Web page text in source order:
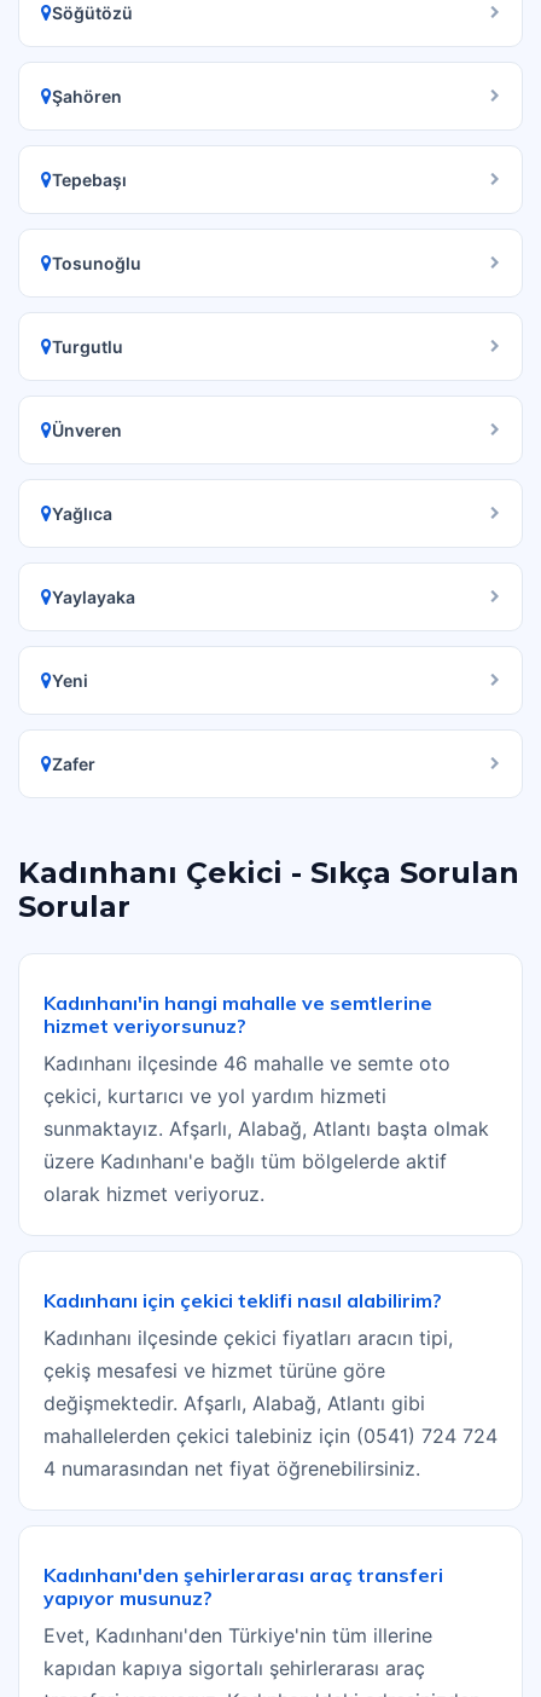
Söğütözü
Şahören
Tepebaşı
Tosunoğlu
Turgutlu
Ünveren
Yağlıca
Yaylayaka
Yeni
Zafer
Kadınhanı Çekici - Sıkça Sorulan
Sorular
Kadınhanı'in hangi mahalle ve semtlerine
hizmet veriyorsunuz?
Kadınhanı ilçesinde 46 mahalle ve semte oto
çekici, kurtarıcı ve yol yardım hizmeti
sunmaktayız. Afşarlı, Alabağ, Atlantı başta olmak
üzere Kadınhanı'e bağlı tüm bölgelerde aktif
olarak hizmet veriyoruz.
Kadınhanı için çekici teklifi nasıl alabilirim?
Kadınhanı ilçesinde çekici fiyatları aracın tipi,
çekiş mesafesi ve hizmet türüne göre
değişmektedir. Afşarlı, Alabağ, Atlantı gibi
mahallelerden çekici talebiniz için (0541) 724 724
4 numarasından net fiyat öğrenebilirsiniz.
Kadınhanı'den şehirlerarası araç transferi
yapıyor musunuz?
Evet, Kadınhanı'den Türkiye'nin tüm illerine
kapıdan kapıya sigortalı şehirlerarası araç